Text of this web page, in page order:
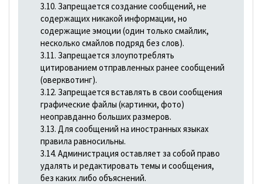
3.10. Запрещается создание сообщений, не
содержащих никакой информации, но
содержащие эмоции (один только смайлик,
несколько смайлов подряд без слов).
3.11. Запрещается злоупотреблять
цитированием отправленных ранее сообщений
(оверквотинг).
3.12. Запрещается вставлять в свои сообщения
графические файлы (картинки, фото)
неоправданно больших размеров.
3.13. Для сообщений на иностранных языках
правила равносильны.
3.14. Администрация оставляет за собой право
удалять и редактировать темы и сообщения,
без каких либо объяснений.